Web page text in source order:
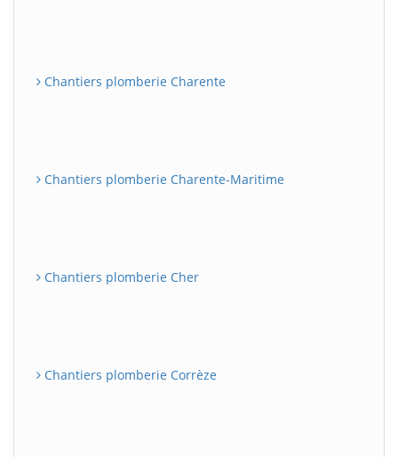
Chantiers plomberie Charente
Chantiers plomberie Charente-Maritime
Chantiers plomberie Cher
Chantiers plomberie Corrèze